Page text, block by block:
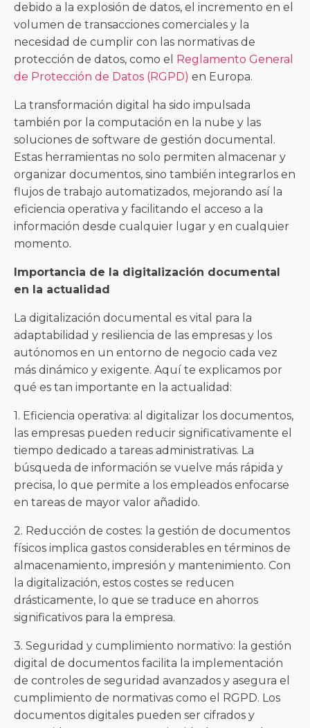
debido a la explosión de datos, el incremento en el
volumen de transacciones comerciales y la
necesidad de cumplir con las normativas de
protección de datos, como el Reglamento General
de Protección de Datos (RGPD) en Europa.
La transformación digital ha sido impulsada
también por la computación en la nube y las
soluciones de software de gestión documental.
Estas herramientas no solo permiten almacenar y
organizar documentos, sino también integrarlos en
flujos de trabajo automatizados, mejorando así la
eficiencia operativa y facilitando el acceso a la
información desde cualquier lugar y en cualquier
momento.
Importancia de la digitalización documental
en la actualidad
La digitalización documental es vital para la
adaptabilidad y resiliencia de las empresas y los
autónomos en un entorno de negocio cada vez
más dinámico y exigente. Aquí te explicamos por
qué es tan importante en la actualidad:
1. Eficiencia operativa: al digitalizar los documentos,
las empresas pueden reducir significativamente el
tiempo dedicado a tareas administrativas. La
búsqueda de información se vuelve más rápida y
precisa, lo que permite a los empleados enfocarse
en tareas de mayor valor añadido.
2. Reducción de costes: la gestión de documentos
físicos implica gastos considerables en términos de
almacenamiento, impresión y mantenimiento. Con
la digitalización, estos costes se reducen
drásticamente, lo que se traduce en ahorros
significativos para la empresa.
3. Seguridad y cumplimiento normativo: la gestión
digital de documentos facilita la implementación
de controles de seguridad avanzados y asegura el
cumplimiento de normativas como el RGPD. Los
documentos digitales pueden ser cifrados y